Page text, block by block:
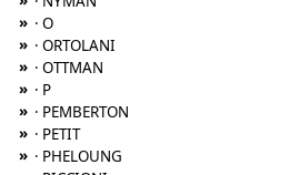
» · O
» · ORTOLANI
» · OTTMAN
» · P
» · PEMBERTON
» · PETIT
» · PHELOUNG